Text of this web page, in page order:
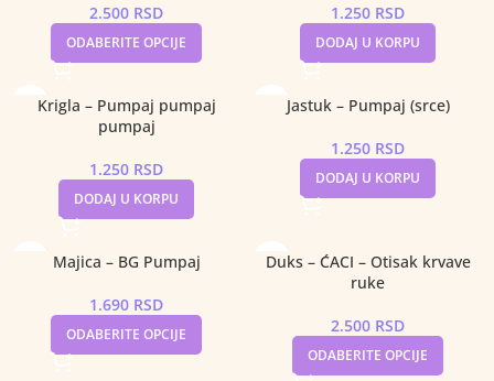
2.500 RSD
ODABERITE OPCIJE
1.250 RSD
DODAJ U KORPU
Krigla – Pumpaj pumpaj
pumpaj
1.250 RSD
DODAJ U KORPU
Jastuk – Pumpaj (srce)
1.250 RSD
DODAJ U KORPU
Majica – BG Pumpaj
1.690 RSD
ODABERITE OPCIJE
Duks – ĆACI – Otisak krvave
ruke
2.500 RSD
ODABERITE OPCIJE